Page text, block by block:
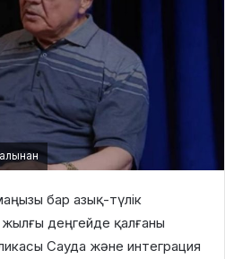
бар азық-түлік
деңгейде қалғаны
Сауда және интеграция